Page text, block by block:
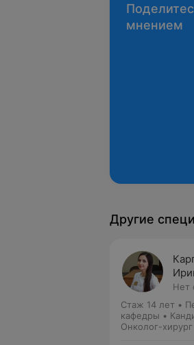
мнением
Другие
Нет
Стаж 14 лет •
кафедры •
Онколог-